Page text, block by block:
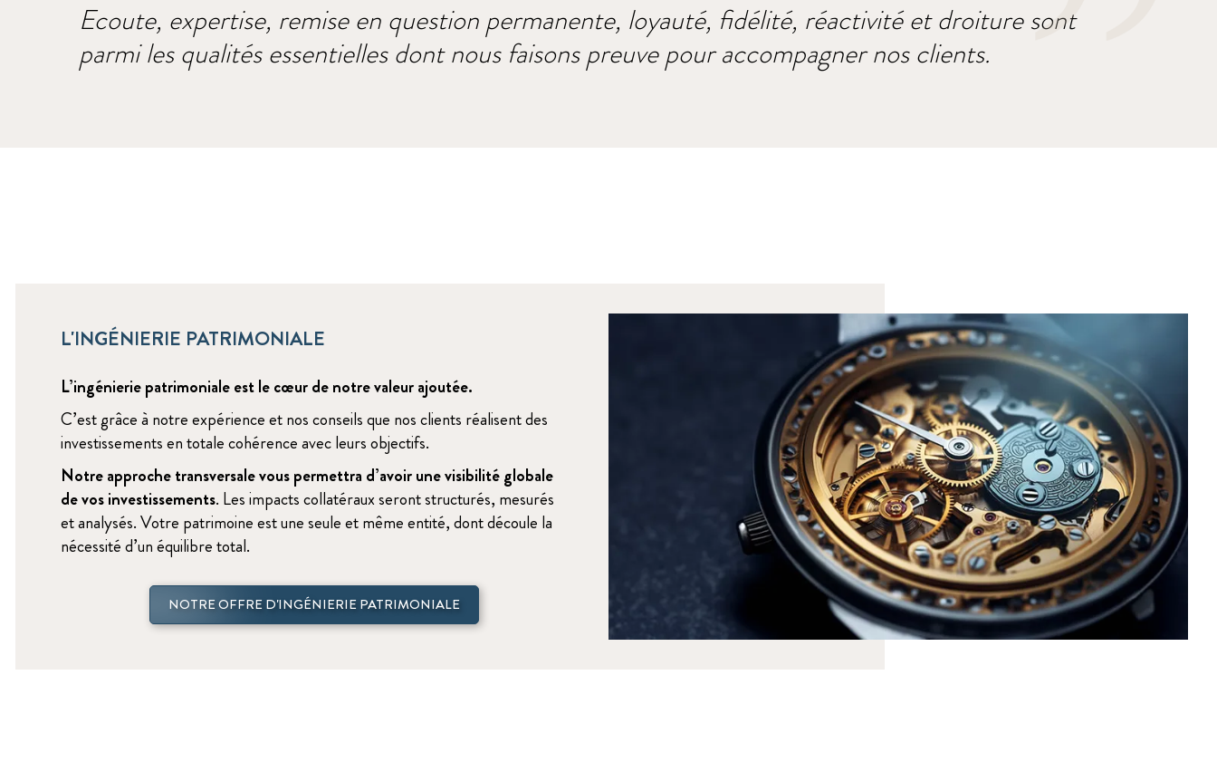
Ecoute, expertise, remise en question permanente, loyauté, fidélité, réactivité et droiture sont
parmi les qualités essentielles dont nous faisons preuve pour accompagner nos clients.
L'INGÉNIERIE PATRIMONIALE
L’ingénierie patrimoniale est le cœur de notre valeur ajoutée.
C’est grâce à notre expérience et nos conseils que nos clients réalisent des
investissements en totale cohérence avec leurs objectifs.
Notre approche transversale vous permettra d’avoir une visibilité globale
de vos investissements. Les impacts collatéraux seront structurés, mesurés
et analysés. Votre patrimoine est une seule et même entité, dont découle la
nécessité d’un équilibre total.
NOTRE OFFRE D'INGÉNIERIE PATRIMONIALE